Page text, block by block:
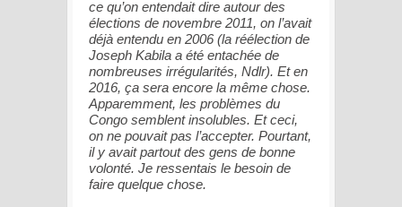
ce qu’on entendait dire autour des
élections de novembre 2011, on l’avait
déjà entendu en 2006 (la réélection de
Joseph Kabila a été entachée de
nombreuses irrégularités, Ndlr). Et en
2016, ça sera encore la même chose.
Apparemment, les problèmes du
Congo semblent insolubles. Et ceci,
on ne pouvait pas l’accepter. Pourtant,
il y avait partout des gens de bonne
volonté. Je ressentais le besoin de
faire quelque chose.